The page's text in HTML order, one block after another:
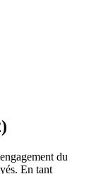
du
En tant